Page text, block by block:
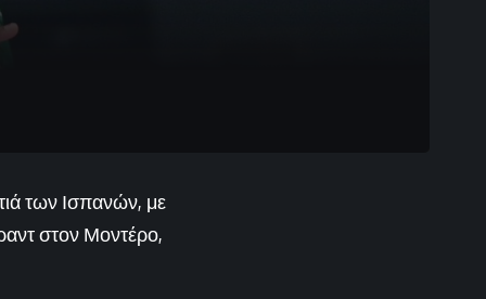
των Ισπανών, με
στον Μοντέρο,